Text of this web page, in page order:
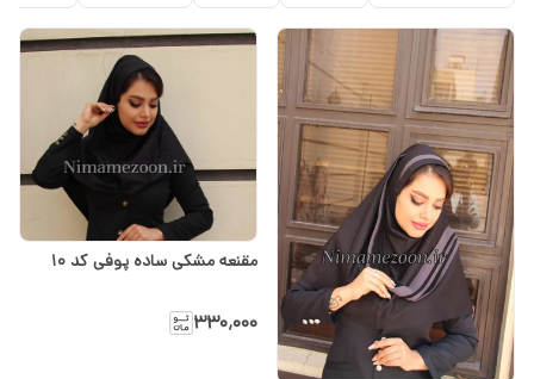
مقنعه مشکی ساده پوفی کد ۱۰
۳۳۰٬۰۰۰